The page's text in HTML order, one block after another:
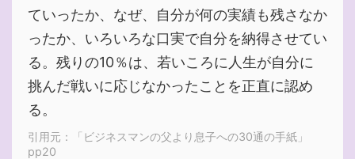
ていったか、なぜ、自分が何の実績も残さなか
ったか、いろいろな口実で自分を納得させてい
る。残りの10％は、若いころに人生が自分に
挑んだ戦いに応じなかったことを正直に認め
る。
引用元：「ビジネスマンの父より息子への30通の手紙」
pp20